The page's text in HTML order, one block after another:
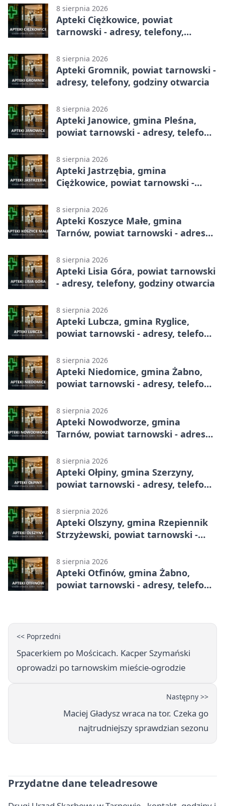
8 sierpnia 2026
Apteki Ciężkowice, powiat
tarnowski - adresy, telefony,
8 sierpnia 2026
Apteki Gromnik, powiat tarnowski -
adresy, telefony, godziny otwarcia
8 sierpnia 2026
Apteki Janowice, gmina Pleśna,
powiat tarnowski - adresy, telefony,
8 sierpnia 2026
Apteki Jastrzębia, gmina
Ciężkowice, powiat tarnowski -
8 sierpnia 2026
Apteki Koszyce Małe, gmina
Tarnów, powiat tarnowski - adresy,
8 sierpnia 2026
Apteki Lisia Góra, powiat tarnowski
- adresy, telefony, godziny otwarcia
8 sierpnia 2026
Apteki Lubcza, gmina Ryglice,
powiat tarnowski - adresy, telefony,
8 sierpnia 2026
Apteki Niedomice, gmina Żabno,
powiat tarnowski - adresy, telefony,
8 sierpnia 2026
Apteki Nowodworze, gmina
Tarnów, powiat tarnowski - adresy,
8 sierpnia 2026
Apteki Ołpiny, gmina Szerzyny,
powiat tarnowski - adresy, telefony,
8 sierpnia 2026
Apteki Olszyny, gmina Rzepiennik
Strzyżewski, powiat tarnowski -
8 sierpnia 2026
Apteki Otfinów, gmina Żabno,
powiat tarnowski - adresy, telefony,
<< Poprzedni
Spacerkiem po Mościcach. Kacper Szymański
oprowadzi po tarnowskim mieście-ogrodzie
Następny >>
Maciej Gładysz wraca na tor. Czeka go
najtrudniejszy sprawdzian sezonu
Przydatne dane teleadresowe